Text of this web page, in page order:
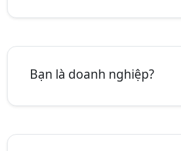
Bạn là doanh nghiệp?